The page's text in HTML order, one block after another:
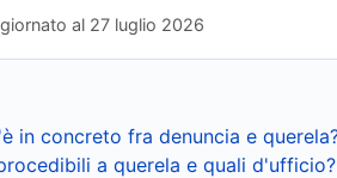
al 27 luglio 2026
in concreto fra denuncia e
a querela e quali d'ufficio?